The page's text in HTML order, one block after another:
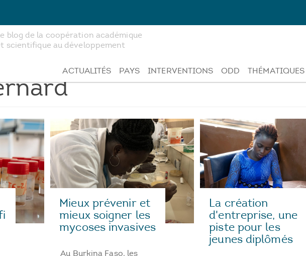
blog de la coopération académique
scientifique au développement
ACTUALITÉS PAYS INTERVENTIONS ODD THÉMATIQUES
Mieux prévenir et
mieux soigner les
mycoses invasives
Au Burkina Faso, les
La création
d'entreprise, une
piste pour les
jeunes diplômés